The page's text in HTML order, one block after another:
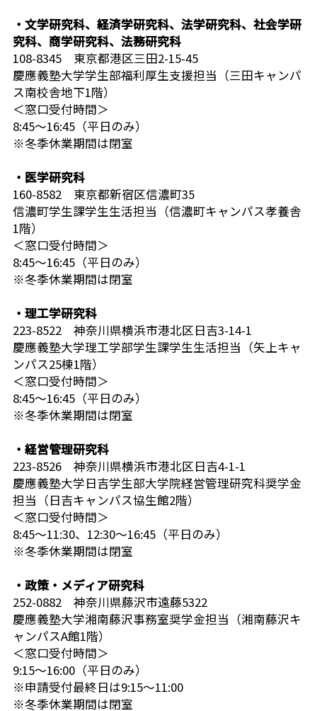
・文学研究科、経済学研究科、法学研究科、社会学研
究科、商学研究科、法務研究科
108-8345 東京都港区三田2-15-45
慶應義塾大学学生部福利厚生支援担当（三田キャンパ
ス南校舎地下1階）
＜窓口受付時間＞
8:45～16:45（平日のみ）
※冬季休業期間は閉室
・医学研究科
160-8582 東京都新宿区信濃町35
信濃町学生課学生生活担当（信濃町キャンパス孝養舎
1階）
＜窓口受付時間＞
8:45～16:45（平日のみ）
※冬季休業期間は閉室
・理工学研究科
223-8522 神奈川県横浜市港北区日吉3-14-1
慶應義塾大学理工学部学生課学生生活担当（矢上キャ
ンパス25棟1階）
＜窓口受付時間＞
8:45～16:45（平日のみ）
※冬季休業期間は閉室
・経営管理研究科
223-8526 神奈川県横浜市港北区日吉4-1-1
慶應義塾大学日吉学生部大学院経営管理研究科奨学金
担当（日吉キャンパス協生館2階）
＜窓口受付時間＞
8:45～11:30、12:30～16:45（平日のみ）
※冬季休業期間は閉室
・政策・メディア研究科
252-0882 神奈川県藤沢市遠藤5322
慶應義塾大学湘南藤沢事務室奨学金担当（湘南藤沢キ
ャンパスA館1階）
＜窓口受付時間＞
9:15～16:00（平日のみ）
※申請受付最終日は9:15～11:00
※冬季休業期間は閉室